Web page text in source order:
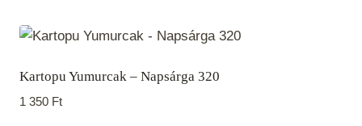
Kartopu Yumurcak – Napsárga 320
1 350 Ft